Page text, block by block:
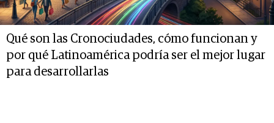
Qué son las Cronociudades, cómo funcionan y
por qué Latinoamérica podría ser el mejor lugar
para desarrollarlas